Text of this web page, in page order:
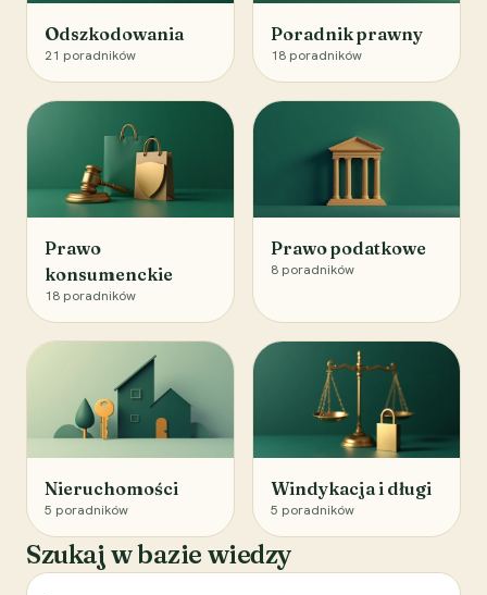
Odszkodowania
21 poradników
Poradnik prawny
18 poradników
Prawo
konsumenckie
18 poradników
Prawo podatkowe
8 poradników
Nieruchomości
5 poradników
Windykacja i długi
5 poradników
Szukaj w bazie wiedzy